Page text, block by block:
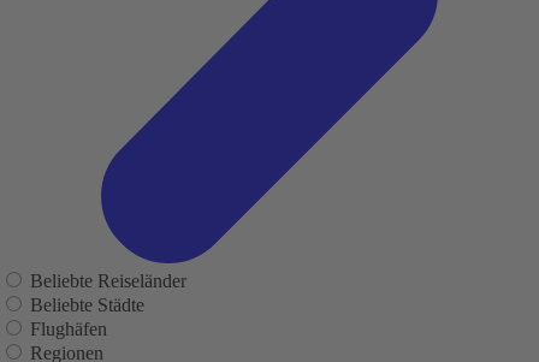
Beliebte Reiseländer
Beliebte Städte
Flughäfen
Regionen